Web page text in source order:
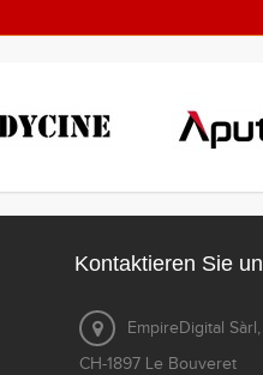
Kontaktieren Sie
EmpireDigital
CH-1897 Le Bouveret